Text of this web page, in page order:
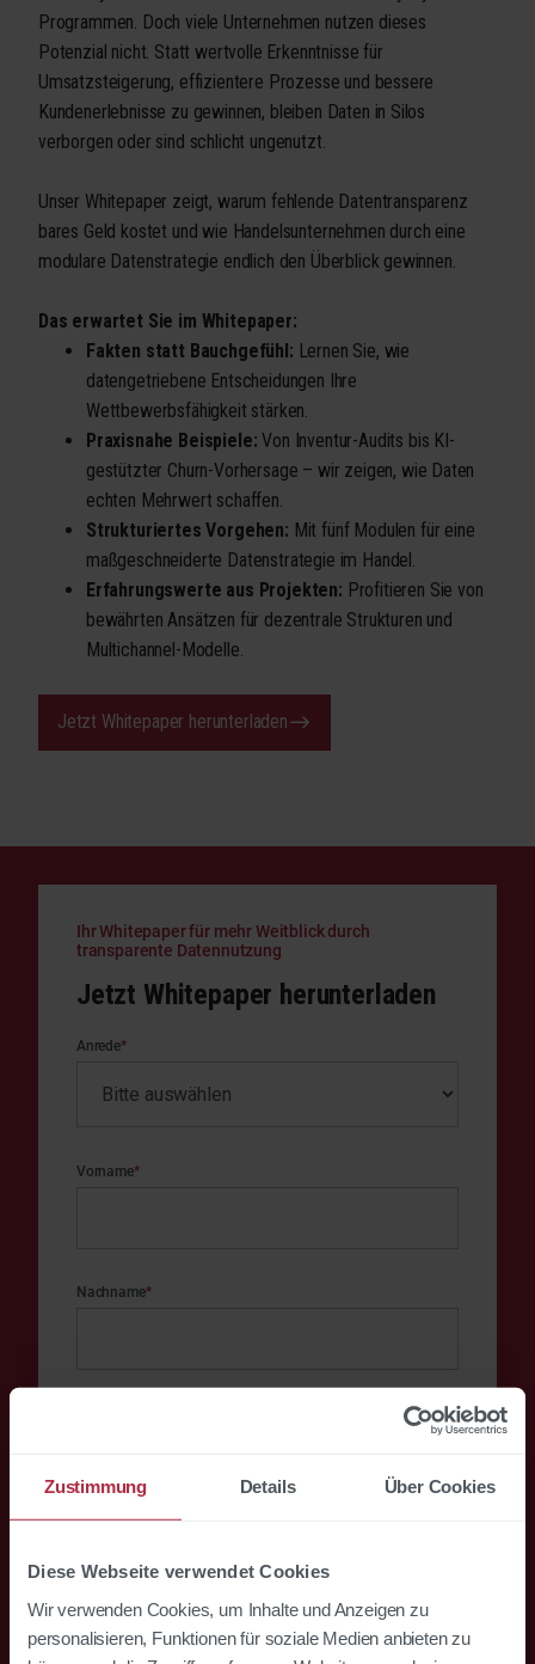
Zustimmung Details Über Cookies
Diese Webseite verwendet Cookies
Wir verwenden Cookies, um Inhalte und Anzeigen zu
personalisieren, Funktionen für soziale Medien anbieten zu
Programmen. Doch viele Unternehmen nutzen dieses
Potenzial nicht. Statt wertvolle Erkenntnisse für
Umsatzsteigerung, effizientere Prozesse und bessere
Kundenerlebnisse zu gewinnen, bleiben Daten in Silos
verborgen oder sind schlicht ungenutzt.
Unser Whitepaper zeigt, warum fehlende Datentransparenz
bares Geld kostet und wie Handelsunternehmen durch eine
modulare Datenstrategie endlich den Überblick gewinnen.
Das erwartet Sie im Whitepaper:
Fakten statt Bauchgefühl: Lernen Sie, wie
datengetriebene Entscheidungen Ihre
Wettbewerbsfähigkeit stärken.
Praxisnahe Beispiele: Von Inventur-Audits bis KI-
gestützter Churn-Vorhersage – wir zeigen, wie Daten
echten Mehrwert schaffen.
Strukturiertes Vorgehen: Mit fünf Modulen für eine
maßgeschneiderte Datenstrategie im Handel.
Erfahrungswerte aus Projekten: Profitieren Sie von
bewährten Ansätzen für dezentrale Strukturen und
Multichannel-Modelle.
Jetzt Whitepaper herunterladen
Ihr Whitepaper für mehr Weitblick durch
transparente Datennutzung
Jetzt Whitepaper herunterladen
Anrede*
Vorname*
Nachname*
Ich bin einverstanden, als Gegenleistung für das angebotene